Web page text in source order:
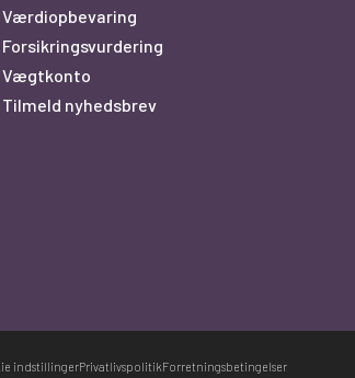
Værdiopbevaring
Forsikringsvurdering
Vægtkonto
Tilmeld nyhedsbrev
indstillingerPrivatlivspolitikForretningsbetingelser